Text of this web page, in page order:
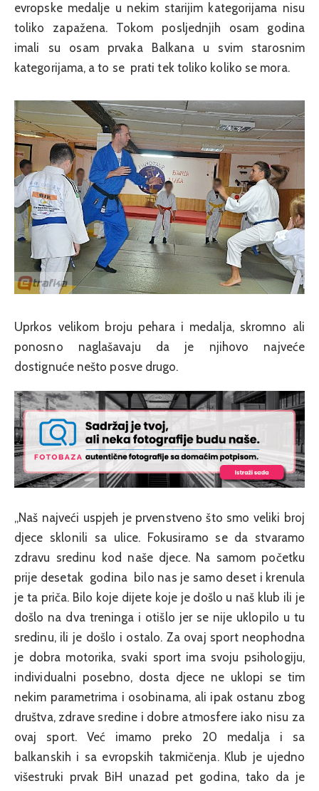
evropske medalje u nekim starijim kategorijama nisu
toliko zapažena. Tokom posljednjih osam godina
imali su osam prvaka Balkana u svim starosnim
kategorijama, a to se prati tek toliko koliko se mora.
Uprkos velikom broju pehara i medalja, skromno ali
ponosno naglašavaju da je njihovo najveće
dostignuće nešto posve drugo.
„Naš najveći uspjeh je prvenstveno što smo veliki broj
djece sklonili sa ulice. Fokusiramo se da stvaramo
zdravu sredinu kod naše djece. Na samom početku
prije desetak godina bilo nas je samo deset i krenula
je ta priča. Bilo koje dijete koje je došlo u naš klub ili je
došlo na dva treninga i otišlo jer se nije uklopilo u tu
sredinu, ili je došlo i ostalo. Za ovaj sport neophodna
je dobra motorika, svaki sport ima svoju psihologiju,
individualni posebno, dosta djece ne uklopi se tim
nekim parametrima i osobinama, ali ipak ostanu zbog
društva, zdrave sredine i dobre atmosfere iako nisu za
ovaj sport. Već imamo preko 20 medalja i sa
balkanskih i sa evropskih takmičenja. Klub je ujedno
višestruki prvak BiH unazad pet godina, tako da je